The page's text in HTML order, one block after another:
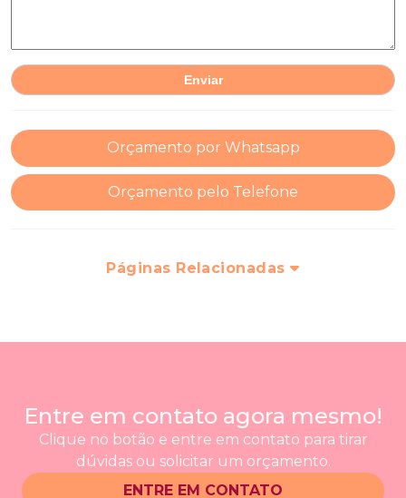
Orçamento por Whatsapp
Orçamento pelo Telefone
Páginas Relacionadas
Entre em contato agora mesmo!
Clique no botão e entre em contato para tirar
dúvidas ou solicitar um orçamento.
ENTRE EM CONTATO